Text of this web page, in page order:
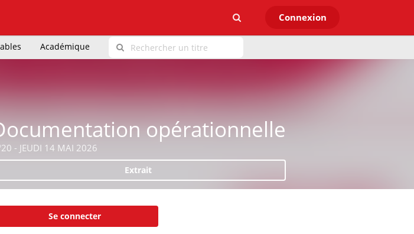
Connexion
Académique
opérationnelle
- JEUDI 14 MAI 2026
Extrait
Se connecter